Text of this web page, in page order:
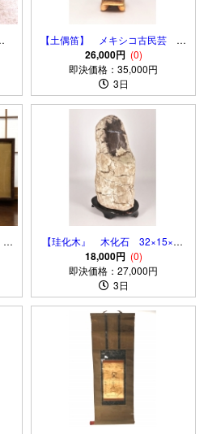
【土偶笛】 メキシコ古民芸 彩
色土器 アンティーク品 マヤ/
アステカ
26,000円 (0)
即決価格：35,000円
3日
【珪化木』 木化石 32×15×10
ｃｍ 5.4ｋｇ 誂え木台付
き
18,000円 (0)
即決価格：27,000円
3日